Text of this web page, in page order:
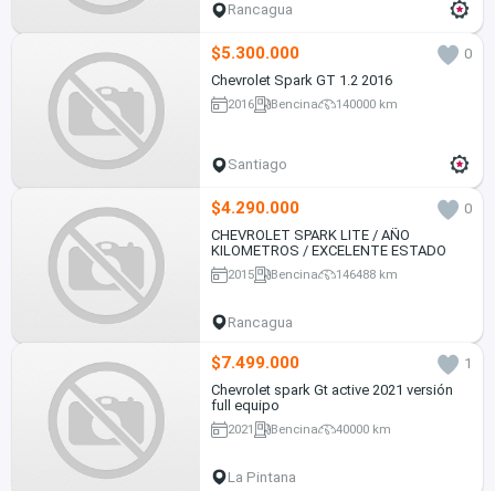
Rancagua
$5.300.000
0
Chevrolet Spark GT 1.2 2016
2016 Bencina 140000 km
Santiago
$4.290.000
0
CHEVROLET SPARK LITE / AÑO
KILOMETROS / EXCELENTE ESTADO
2015 Bencina 146488 km
Rancagua
$7.499.000
1
Chevrolet spark Gt active 2021 versión
full equipo
2021 Bencina 40000 km
La Pintana